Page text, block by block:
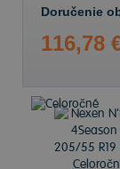
Doručenie
116,78